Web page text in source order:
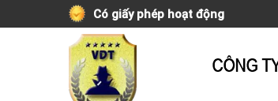
to
Có giấy phép hoạt động